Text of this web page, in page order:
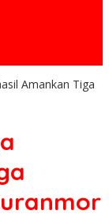
Amankan Tiga